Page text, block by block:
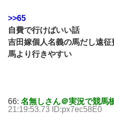
>>65
自費で行けばいい話
吉田嫁個人名義の馬だし遠
馬より行きやすい
66: 名無しさん＠実況で競馬
21:19:53.73 ID:px7ec58E0